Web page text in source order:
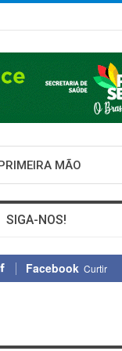
MÃO
SIGA-NOS!
Facebook Curtir